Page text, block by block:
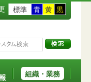
標準 青 黄 黒
組織・業務